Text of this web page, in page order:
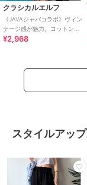
クラシカルエルフ
《JAVAジャバコラボ》ヴィン
テージ感が魅力。コットン
100%グラフィックプリントピ
¥2,968
スタイルアッ